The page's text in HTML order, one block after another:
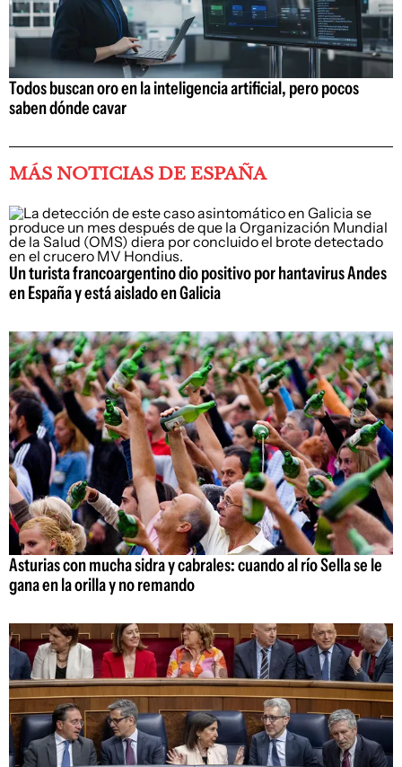
Todos buscan oro en la inteligencia artificial, pero pocos
saben dónde cavar
MÁS NOTICIAS DE ESPAÑA
Un turista francoargentino dio positivo por hantavirus Andes
en España y está aislado en Galicia
Asturias con mucha sidra y cabrales: cuando al río Sella se le
gana en la orilla y no remando